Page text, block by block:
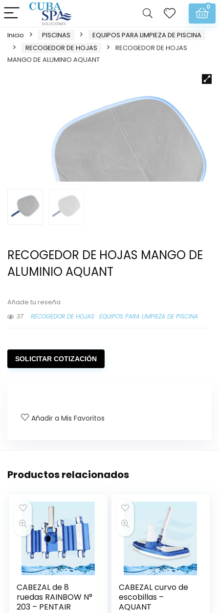
0
Inicio PISCINAS
EQUIPOS PARA LIMPIEZA DE PISCINA
RECOGEDOR DE HOJAS
RECOGEDOR DE HOJAS
MANGO DE ALUMINIO AQUANT
RECOGEDOR DE HOJAS MANGO DE
ALUMINIO AQUANT
Añade tu reseña
37
RECOGEDOR DE HOJAS EQUIPOS PARA LIMPIEZA DE PISCINA
SOLICITAR COTIZACIÓN
Añadir a Mis Favoritos
Productos relacionados
CABEZAL de 8
ruedas RAINBOW N°
203 – PENTAIR
CABEZAL curvo de
escobillas –
AQUANT